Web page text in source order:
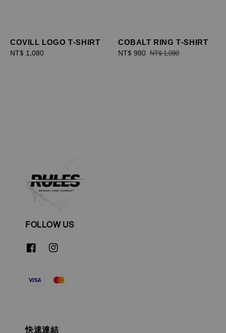
COVILL LOGO T-SHIRT
Regular
NT$ 1,080
COBALT RING T-SHIRT
Sale
NT$ 980 Regular
NT$ 1,080
FOLLOW US
快速連結